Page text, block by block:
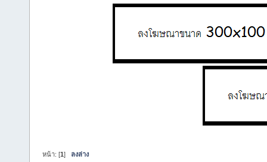
หน้า: [1] ลงล่าง